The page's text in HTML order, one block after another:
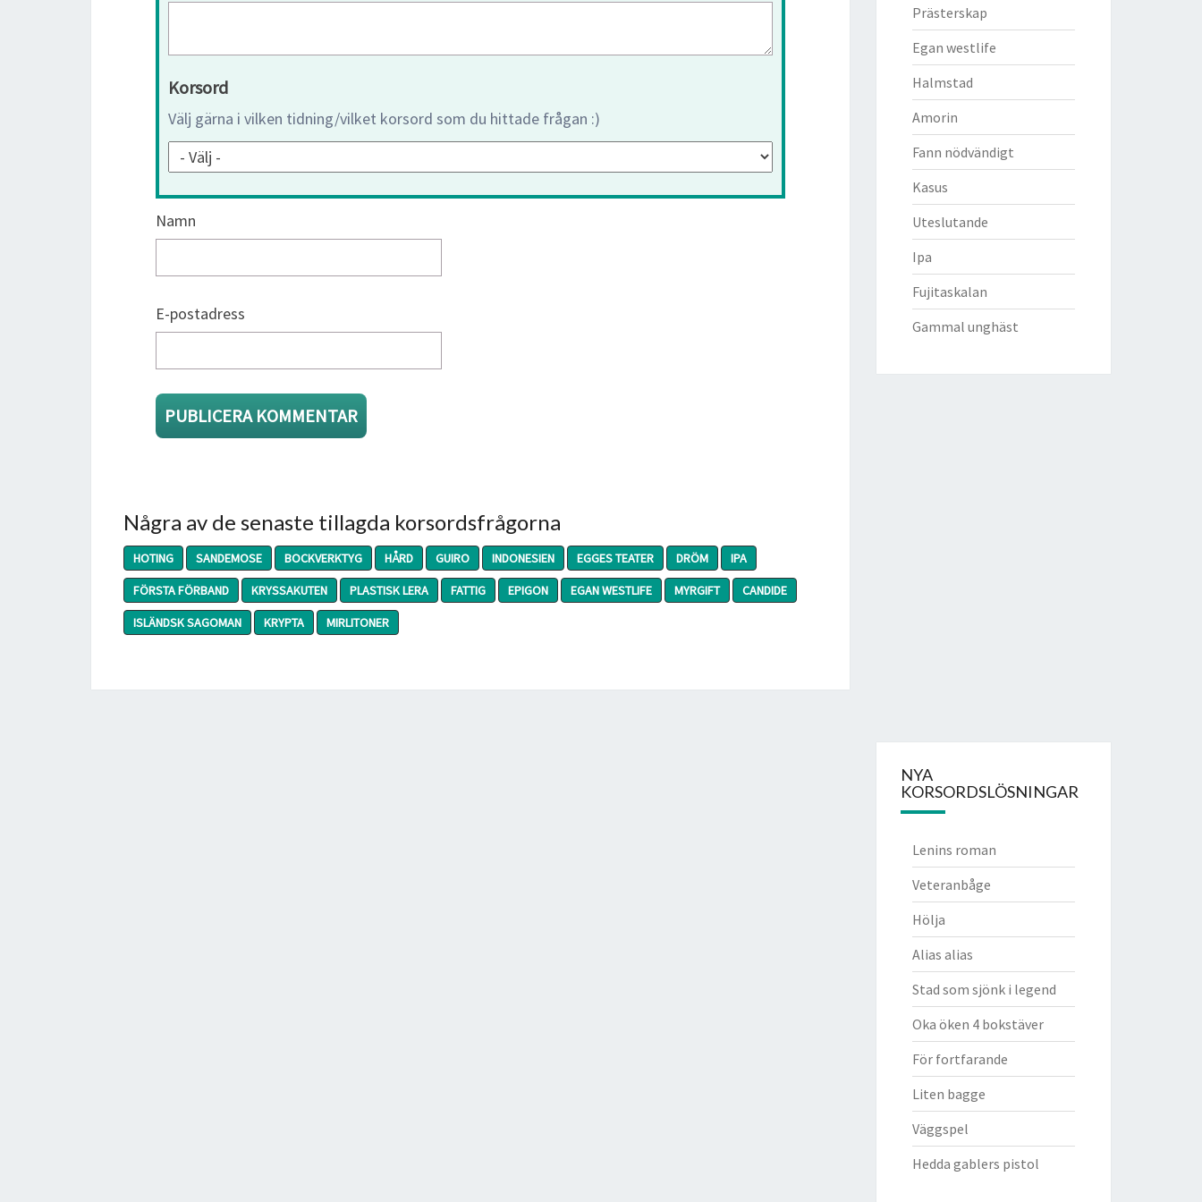
Korsord
Välj gärna i vilken tidning/vilket korsord som du hittade frågan :)
Namn
E-postadress
Några av de senaste tillagda korsordsfrågorna
HOTING SANDEMOSE BOCKVERKTYG HÅRD GUIRO INDONESIEN EGGES TEATER DRÖM
IPA
FÖRSTA FÖRBAND
KRYSSAKUTEN PLASTISK LERA FATTIG EPIGON EGAN WESTLIFE MYRGIFT
CANDIDE
ISLÄNDSK SAGOMAN
KRYPTA MIRLITONER
Prästerskap
Egan westlife
Halmstad
Amorin
Fann nödvändigt
Kasus
Uteslutande
Ipa
Fujitaskalan
Gammal unghäst
NYA
KORSORDSLÖSNINGAR
Lenins roman
Veteranbåge
Hölja
Alias alias
Stad som sjönk i legend
Oka öken 4 bokstäver
För fortfarande
Liten bagge
Väggspel
Hedda gablers pistol